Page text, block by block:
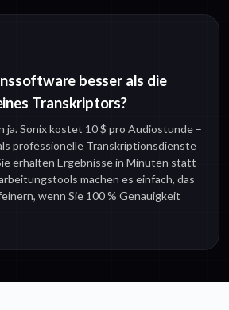
besser als die
Transkriptors?
ja. Sonix kostet 10 $ pro Audiostunde –
professionelle Transkriptionsdienste
erhalten Ergebnisse in Minuten statt
machen es einfach, das
wenn Sie 100 % Genauigkeit